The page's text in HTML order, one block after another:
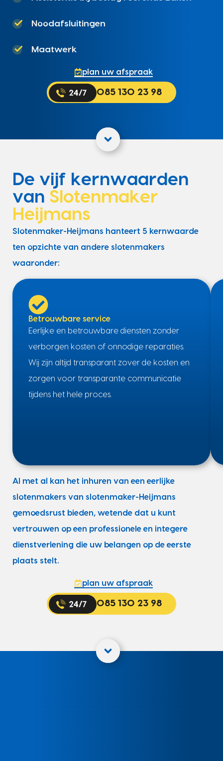
Noodafsluitingen
Maatwerk
plan uw afspraak
085 130 23 98
De vijf kernwaarden
van Slotenmaker
Heijmans
Slotenmaker-Heijmans hanteert 5 kernwaarde
ten opzichte van andere slotenmakers
waaronder:
Betrouwbare service
Eerlijke en betrouwbare diensten zonder
verborgen kosten of onnodige reparaties.
Wij zijn altijd transparant zover de kosten en
zorgen voor transparante communicatie
tijdens het hele proces.
Al met al kan het inhuren van een eerlijke
slotenmakers van slotenmaker-Heijmans
gemoedsrust bieden, wetende dat u kunt
vertrouwen op een professionele en integere
dienstverlening die uw belangen op de eerste
plaats stelt.
plan uw afspraak
085 130 23 98